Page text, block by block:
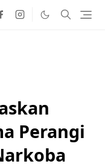
Perangi